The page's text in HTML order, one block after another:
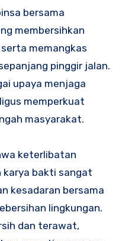
bersama
membersihkan
memangkas
pinggir jalan.
upaya menjaga
memperkuat
masyarakat.
keterlibatan
karya bakti sangat
kesadaran bersama
lingkungan.
dan terawat,